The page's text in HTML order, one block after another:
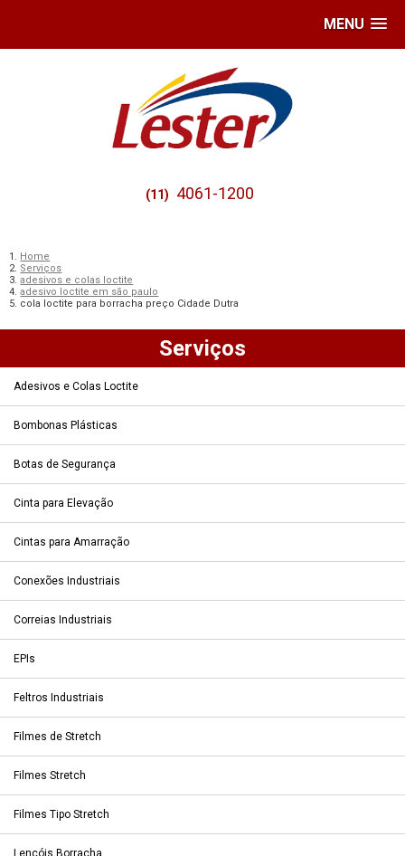
MENU
(11) 4061-1200
Home
Serviços
adesivos e colas loctite
adesivo loctite em são paulo
cola loctite para borracha preço Cidade Dutra
Serviços
Adesivos e Colas Loctite
Bombonas Plásticas
Botas de Segurança
Cinta para Elevação
Cintas para Amarração
Conexões Industriais
Correias Industriais
EPIs
Feltros Industriais
Filmes de Stretch
Filmes Stretch
Filmes Tipo Stretch
Lençóis Borracha